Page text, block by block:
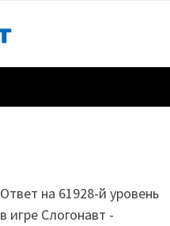
Ответ на 61928-й уровень
в игре Слогонавт -